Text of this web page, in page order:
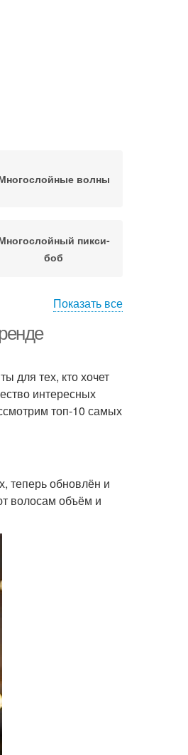
волны
пикси-
боб
Показать все
для тех, кто хочет
интересных
топ-10 самых
теперь обновлён и
волосам объём и